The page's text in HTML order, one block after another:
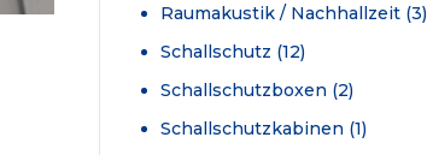
Raumakustik / Nachhallzeit(3)
Schallschutz (12)
Schallschutzboxen (2)
Schallschutzkabinen (1)